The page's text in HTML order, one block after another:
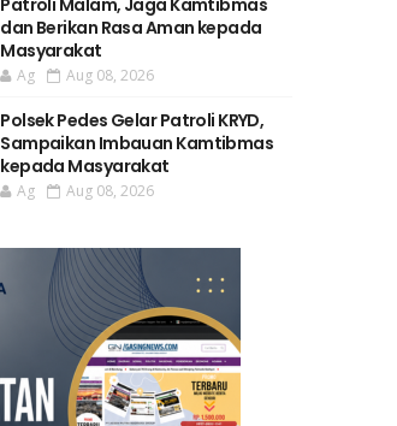
Patroli Malam, Jaga Kamtibmas
dan Berikan Rasa Aman kepada
Masyarakat
Ag Aug 08, 2026
Polsek Pedes Gelar Patroli KRYD,
Sampaikan Imbauan Kamtibmas
kepada Masyarakat
Ag Aug 08, 2026